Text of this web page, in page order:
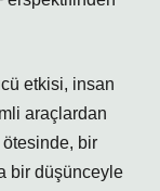
etkisi, insan
araçlardan
ötesinde, bir
bir düşünceyle